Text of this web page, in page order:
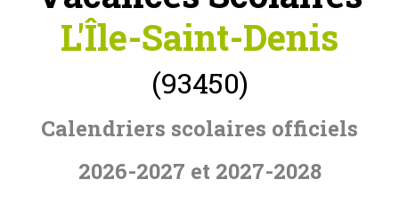
L'Île-Saint-Denis
(93450)
Calendriers scolaires officiels
2026-2027 et 2027-2028